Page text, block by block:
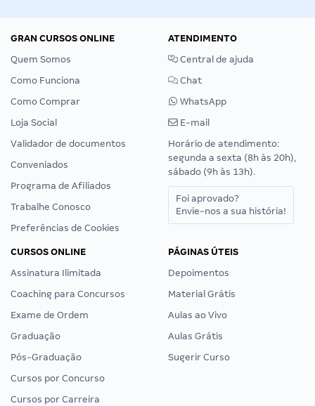
GRAN CURSOS ONLINE
Quem Somos
Como Funciona
Como Comprar
Loja Social
Validador de documentos
Conveniados
Programa de Afiliados
Trabalhe Conosco
Preferências de Cookies
ATENDIMENTO
Central de ajuda
Chat
WhatsApp
E-mail
Horário de atendimento:
segunda a sexta (8h às 20h),
sábado (9h às 13h).
Foi aprovado?
Envie-nos a sua história!
CURSOS ONLINE
Assinatura Ilimitada
Coaching para Concursos
Exame de Ordem
Graduação
Pós-Graduação
Cursos por Concurso
Cursos por Carreira
PÁGINAS ÚTEIS
Depoimentos
Material Grátis
Aulas ao Vivo
Aulas Grátis
Sugerir Curso